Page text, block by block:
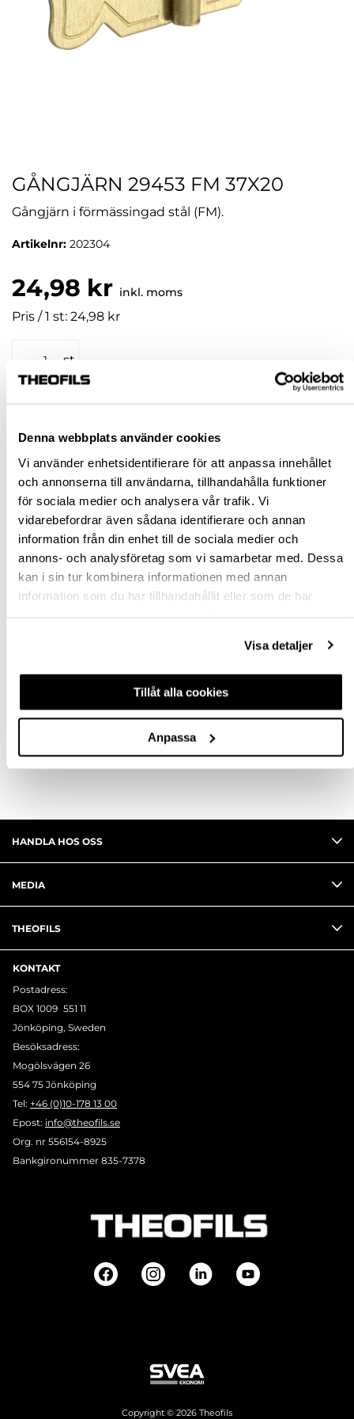
Denna webbplats använder cookies
Vi använder enhetsidentifierare för att anpassa innehållet
och annonserna till användarna, tillhandahålla funktioner
för sociala medier och analysera vår trafik. Vi
vidarebefordrar även sådana identifierare och annan
information från din enhet till de sociala medier och
annons- och analysföretag som vi samarbetar med. Dessa
kan i sin tur kombinera informationen med annan
information som du har tillhandahållit eller som de har
Visa detaljer
Tillåt alla cookies
Anpassa
GÅNGJÄRN 29453 FM 37X20
Gångjärn i förmässingad stål (FM).
Artikelnr: 202304
24,98 kr inkl. moms
Pris / 1 st: 24,98 kr
st
Jönköping butik Slut i lager
Malmö butik Slut i lager
Stockholm butik Finns i lager
Snabba leveranser
Hämta i butik
Ledande leverantör i Sverige
FRÅGA OM PRODUKT
HANDLA HOS OSS
MEDIA
THEOFILS
KONTAKT
Postadress:
BOX 1009 551 11
Jönköping, Sweden
Besöksadress:
Mogölsvägen 26
554 75 Jönköping
Tel: +46 (0)10-178 13 00
Epost: info@theofils.se
Org. nr 556154-8925
Bankgironummer 835-7378
Copyright © 2026 Theofils